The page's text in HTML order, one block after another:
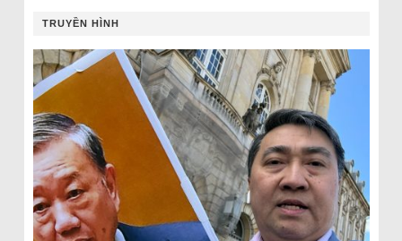
TRUYỀN HÌNH